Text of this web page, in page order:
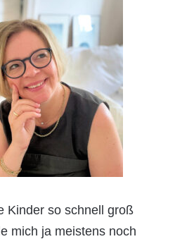
Kinder so schnell groß
mich ja meistens noch